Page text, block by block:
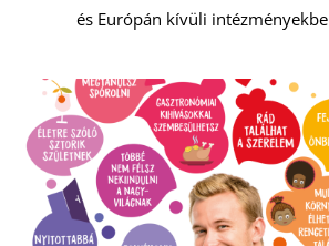
és Európán kívüli intézményekbe